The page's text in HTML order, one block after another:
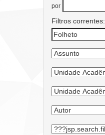
por
Filtros correntes: